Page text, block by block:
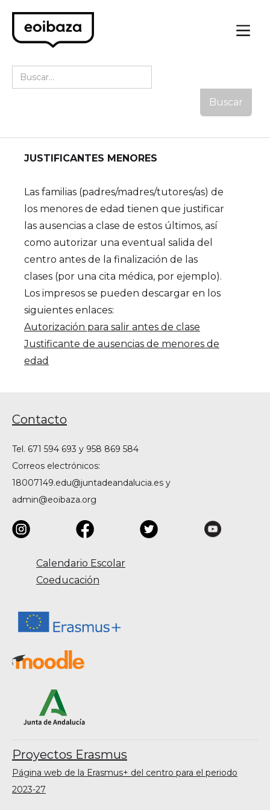
JUSTIFICANTES MENORES
Las familias (padres/madres/tutores/as) de
los menores de edad tienen que justificar
las ausencias a clase de estos últimos, así
como autorizar una eventual salida del
centro antes de la finalización de las
clases (por una cita médica, por ejemplo).
Los impresos se pueden descargar en los
siguientes enlaces:
Autorización para salir antes de clase
Justificante de ausencias de menores de
edad
Contacto
Tel. 671 594 693 y 958 869 584
Correos electrónicos:
18007149.edu@juntadeandalucia.es y
admin@eoibaza.org
Calendario Escolar
Coeducación
Proyectos Erasmus
Página web de la Erasmus+ del centro para el periodo
2023-27